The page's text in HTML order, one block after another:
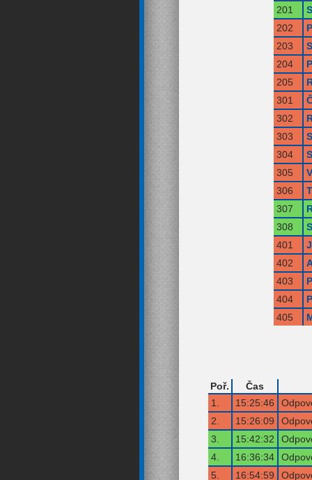
201
202
203
204
205
301
302
303
304
305
306
307
308
401
402
403
404
405
Poř.
Čas
1.
15:25:46
2.
15:26:09
3.
15:42:32
4.
16:36:34
5.
16:54:59